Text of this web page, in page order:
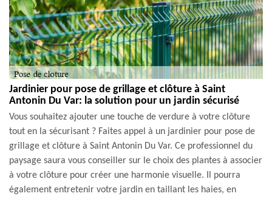
Jardinier pour pose de grillage et clôture à Saint
Antonin Du Var: la solution pour un jardin sécurisé
Vous souhaitez ajouter une touche de verdure à votre clôture
tout en la sécurisant ? Faites appel à un jardinier pour pose de
grillage et clôture à Saint Antonin Du Var. Ce professionnel du
paysage saura vous conseiller sur le choix des plantes à associer
à votre clôture pour créer une harmonie visuelle. Il pourra
également entretenir votre jardin en taillant les haies, en